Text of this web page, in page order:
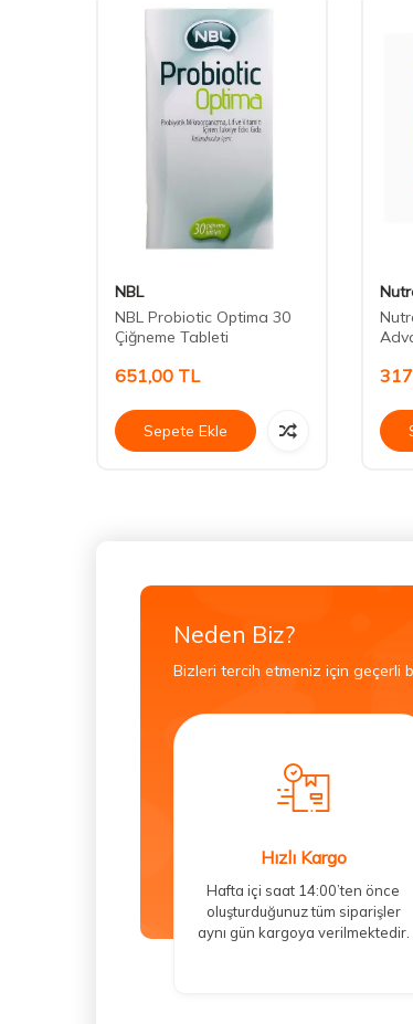
NBL
NBL Probiotic Optima 30
Çiğneme Tableti
651,00 TL
Sepete Ekle
Neden Biz?
Bizleri tercih etmeniz için geçerli
Hızlı Kargo
Hafta içi saat 14:00’ten önce
oluşturduğunuz tüm siparişler
aynı gün kargoya verilmektedir.